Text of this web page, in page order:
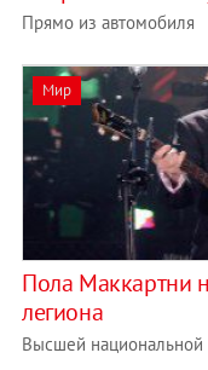
Прямо из автомобиля
Мир
Пола Маккартни
легиона
Высшей